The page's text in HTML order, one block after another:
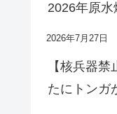
2026年原
2026年7月27日
【核兵器
たにトンガ